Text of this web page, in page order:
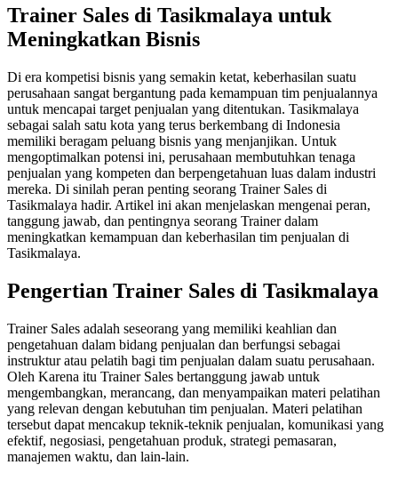
Trainer Sales di Tasikmalaya untuk
Meningkatkan Bisnis
Di era kompetisi bisnis yang semakin ketat, keberhasilan suatu
perusahaan sangat bergantung pada kemampuan tim penjualannya
untuk mencapai target penjualan yang ditentukan. Tasikmalaya
sebagai salah satu kota yang terus berkembang di Indonesia
memiliki beragam peluang bisnis yang menjanjikan. Untuk
mengoptimalkan potensi ini, perusahaan membutuhkan tenaga
penjualan yang kompeten dan berpengetahuan luas dalam industri
mereka. Di sinilah peran penting seorang Trainer Sales di
Tasikmalaya hadir. Artikel ini akan menjelaskan mengenai peran,
tanggung jawab, dan pentingnya seorang Trainer dalam
meningkatkan kemampuan dan keberhasilan tim penjualan di
Tasikmalaya.
Pengertian Trainer Sales di Tasikmalaya
Trainer Sales adalah seseorang yang memiliki keahlian dan
pengetahuan dalam bidang penjualan dan berfungsi sebagai
instruktur atau pelatih bagi tim penjualan dalam suatu perusahaan.
Oleh Karena itu Trainer Sales bertanggung jawab untuk
mengembangkan, merancang, dan menyampaikan materi pelatihan
yang relevan dengan kebutuhan tim penjualan. Materi pelatihan
tersebut dapat mencakup teknik-teknik penjualan, komunikasi yang
efektif, negosiasi, pengetahuan produk, strategi pemasaran,
manajemen waktu, dan lain-lain.